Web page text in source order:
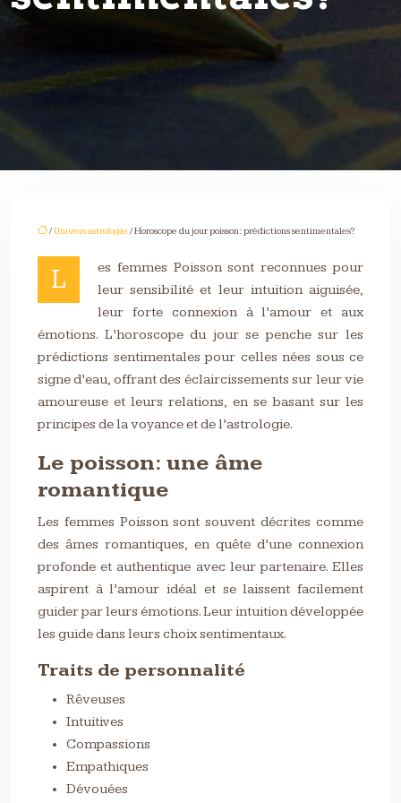
/Univers astrologie / Horoscope du jour poisson: prédictions sentimentales?
L
es femmes Poisson sont reconnues pour
leur sensibilité et leur intuition aiguisée,
leur forte connexion à l’amour et aux
émotions. L’horoscope du jour se penche sur les
prédictions sentimentales pour celles nées sous ce
signe d’eau, offrant des éclaircissements sur leur vie
amoureuse et leurs relations, en se basant sur les
principes de la voyance et de l’astrologie.
Le poisson: une âme
romantique
Les femmes Poisson sont souvent décrites comme
des âmes romantiques, en quête d’une connexion
profonde et authentique avec leur partenaire. Elles
aspirent à l’amour idéal et se laissent facilement
guider par leurs émotions. Leur intuition développée
les guide dans leurs choix sentimentaux.
Traits de personnalité
Rêveuses
Intuitives
Compassions
Empathiques
Dévouées